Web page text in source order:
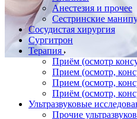
Анестезия и прочее
Сестринские
Сосудистая хирургия
Сургитрон
Терапия
Приём (осмотр
Прием (осмотр,
Прием (осмотр,
Приём (осмотр,
Ультразвуковые
Прочие